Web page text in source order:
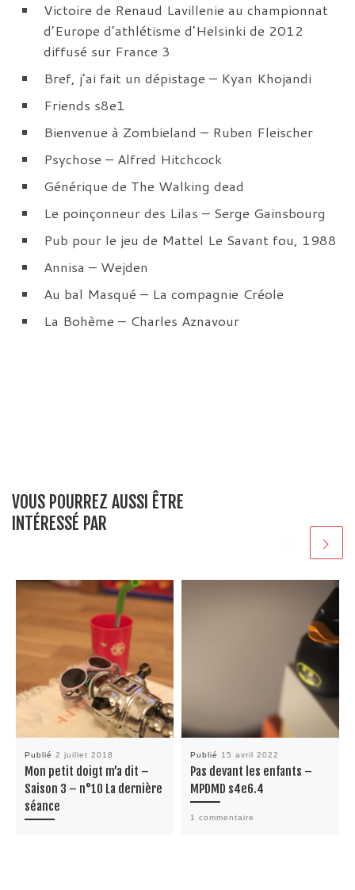
Victoire de Renaud Lavillenie au championnat
d’Europe d’athlétisme d’Helsinki de 2012
diffusé sur France 3
Bref, j’ai fait un dépistage – Kyan Khojandi
Friends s8e1
Bienvenue à Zombieland – Ruben Fleischer
Psychose – Alfred Hitchcock
Générique de The Walking dead
Le poinçonneur des Lilas – Serge Gainsbourg
Pub pour le jeu de Mattel Le Savant fou, 1988
Annisa – Wejden
Au bal Masqué – La compagnie Créole
La Bohème – Charles Aznavour
VOUS POURREZ AUSSI ÊTRE
INTÉRESSÉ PAR
Publié 2 juillet 2018
Mon petit doigt m’a dit –
Saison 3 – n°10 La dernière
séance
Publié 15 avril 2022
Pas devant les enfants –
MPDMD s4e6.4
1 commentaire